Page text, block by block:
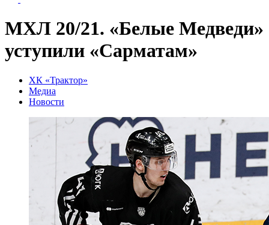
МХЛ 20/21. «Белые Медведи»
уступили «Сарматам»
ХК «Трактор»
Медиа
Новости